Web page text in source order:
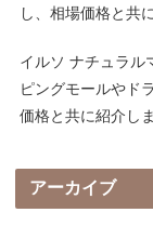
し、相場価格と共
イルソ ナチュラル
ピングモールやド
価格と共に紹介しま
アーカイブ